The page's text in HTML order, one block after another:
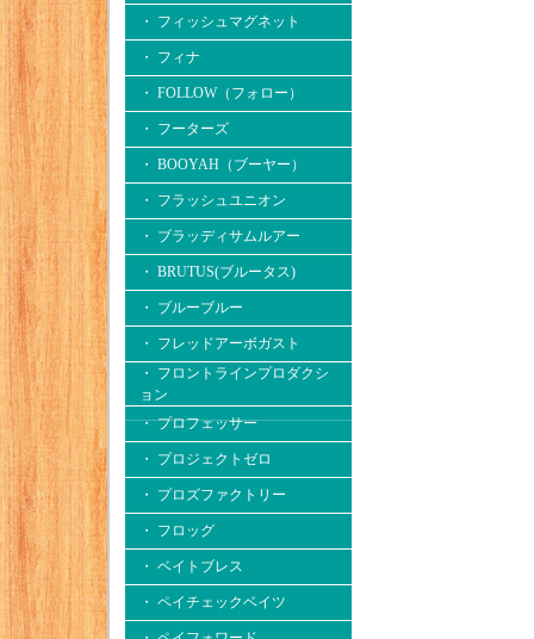
・ フィッシュマグネット
・ フィナ
・ FOLLOW（フォロー）
・ フーターズ
・ BOOYAH（ブーヤー）
・ フラッシュユニオン
・ ブラッディサムルアー
・ BRUTUS(ブルータス)
・ ブルーブルー
・ フレッドアーボガスト
・ フロントラインプロダクシ
ョン
・ プロフェッサー
・ プロジェクトゼロ
・ プロズファクトリー
・ フロッグ
・ ベイトブレス
・ ペイチェックベイツ